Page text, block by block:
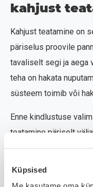
Küpsised
kahjust
Kahjust teatamine on
päriselus proovile
tavaliselt segi ja aega
teha on hakata
süsteem toimib või
Enne kindlustuse
teatamine päriselt
või äpis ja kas see